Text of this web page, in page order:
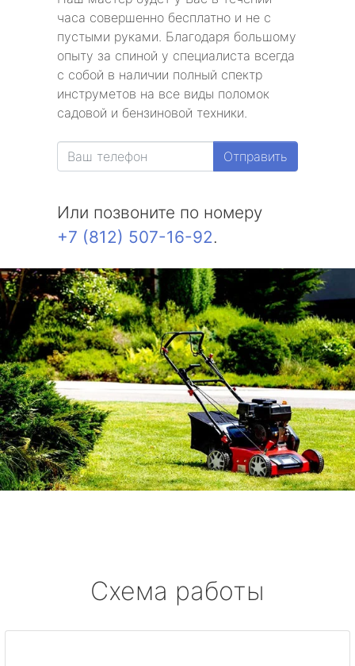
часа совершенно бесплатно и не с
пустыми руками. Благодаря большому
опыту за спиной у специалиста всегда
с собой в наличии полный спектр
инструметов на все виды поломок
садовой и бензиновой техники.
Отправить
Или позвоните по номеру
+7 (812) 507-16-92.
Схема работы